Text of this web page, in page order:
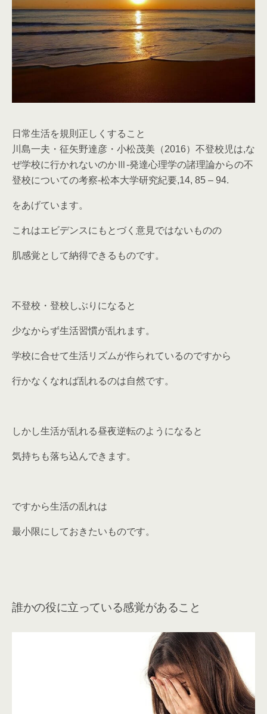
日常生活を規則正しくすること
川島一夫・征矢野達彦・小松茂美（2016）不登校児は,な
ぜ学校に行かれないのかⅢ-発達心理学の諸理論からの不
登校についての考察-松本大学研究紀要,14, 85 – 94.
をあげています。
これはエビデンスにもとづく意見ではないものの
肌感覚として納得できるものです。
不登校・登校しぶりになると
少なからず生活習慣が乱れます。
学校に合せて生活リズムが作られているのですから
行かなくなれば乱れるのは自然です。
しかし生活が乱れる昼夜逆転のようになると
気持ちも落ち込んできます。
ですから生活の乱れは
最小限にしておきたいものです。
誰かの役に立っている感覚があること